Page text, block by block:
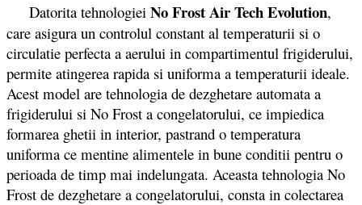
Datorita tehnologiei No Frost Air Tech Evolution,
care asigura un controlul constant al temperaturii si o
circulatie perfecta a aerului in compartimentul frigiderului,
permite atingerea rapida si uniforma a temperaturii ideale.
Acest model are tehnologia de dezghetare automata a
frigiderului si No Frost a congelatorului, ce impiedica
formarea ghetii in interior, pastrand o temperatura
uniforma ce mentine alimentele in bune conditii pentru o
perioada de timp mai indelungata. Aceasta tehnologia No
Frost de dezghetare a congelatorului, consta in colectarea